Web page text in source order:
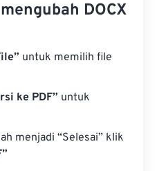
DOCX
untuk memilih file
ke PDF” untuk
menjadi “Selesai” klik